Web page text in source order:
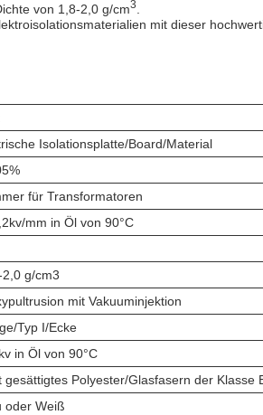
von 1,8-2,0 g/cm3
mit dieser
Isolationsplatte/Board/Material
für Transformatoren
mm in Öl von 90°C
2,0 g/cm3
mit Vakuuminjektion
Typ I/Ecke
in Öl von 90°C
gesättigtes Polyester/Glasfasern der Klasse
oder Weiß